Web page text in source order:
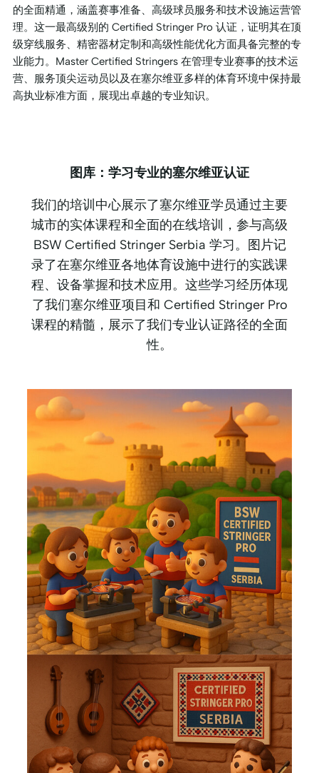
的全面精通，涵盖赛事准备、高级球员服务和技术设施运营管
理。这一最高级别的 Certified Stringer Pro 认证，证明其在顶
级穿线服务、精密器材定制和高级性能优化方面具备完整的专
业能力。Master Certified Stringers 在管理专业赛事的技​​术运
营、服务顶尖运动员以及在塞尔维亚多样的体育环境中保持最
高执业标准方面，展现出卓越的专业知识。
图库：学习专业的塞尔维亚认证
我们的培训中心展示了塞尔维亚学员通过主要
城市的实体课程和全面的在线培训，参与高级
BSW Certified Stringer Serbia 学习。图片记
录了在塞尔维亚各地体育设施中进行的实践课
程、设备掌握和技术应用。这些学习经历体现
了我们塞尔维亚项目和 Certified Stringer Pro
课程的精髓，展示了我们专业认证路径的全面
性。